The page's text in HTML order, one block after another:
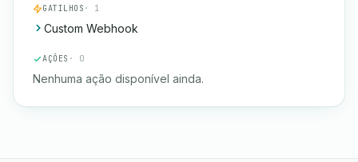
GATILHOS · 1
Custom Webhook
AÇÕES · 0
Nenhuma ação disponível ainda.